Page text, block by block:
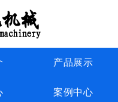
产品展示
案例中心